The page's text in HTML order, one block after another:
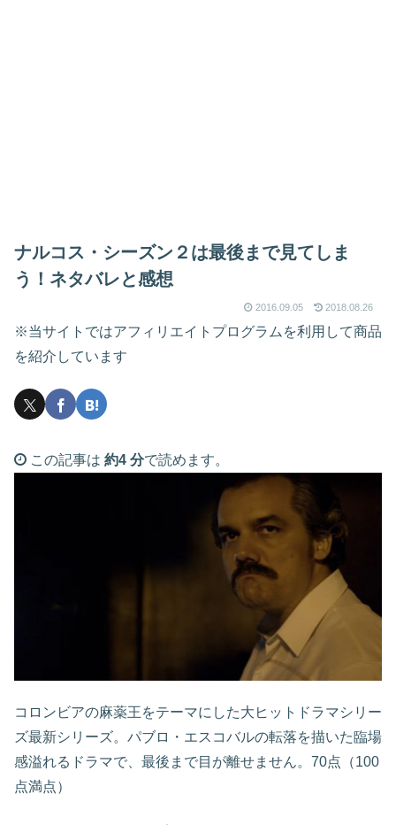
ナルコス・シーズン２は最後まで見てしま
う！ネタバレと感想
2016.09.05 2018.08.26
※当サイトではアフィリエイトプログラムを利用して商品
を紹介しています
この記事は 約4 分で読めます。
コロンビアの麻薬王をテーマにした大ヒットドラマシリー
ズ最新シリーズ。パブロ・エスコバルの転落を描いた臨場
感溢れるドラマで、最後まで目が離せません。70点（100
点満点）